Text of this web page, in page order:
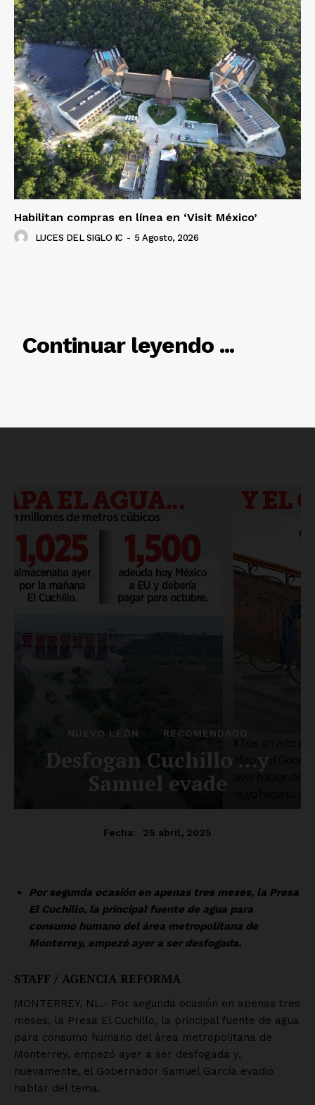
Luces
Del Siglo
Habilitan compras en línea en ‘Visit México’
LUCES DEL SIGLO IC - 5 Agosto, 2026
Continuar leyendo ...
RELACIONADO